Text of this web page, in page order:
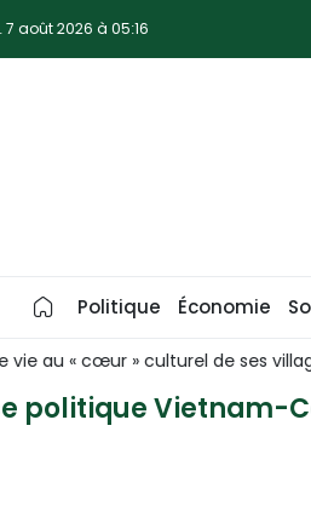
7 août 2026 à 05:16
Politique Économie
vie au « cœur » culturel de ses
politique Vietnam-